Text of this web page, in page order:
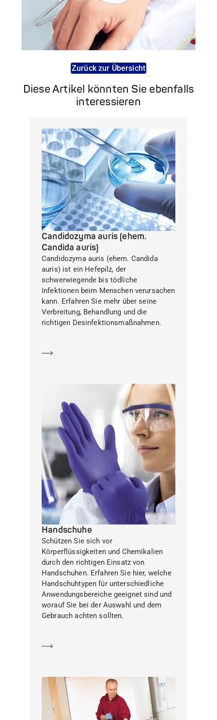
Zurück zur Übersicht
Diese Artikel könnten Sie ebenfalls
interessieren
Candidozyma auris (ehem.
Candida auris)
Candidozyma auris (ehem. Candida
auris) ist ein Hefepilz, der
schwerwiegende bis tödliche
Infektionen beim Menschen verursachen
kann. Erfahren Sie mehr über seine
Verbreitung, Behandlung und die
richtigen Desinfektionsmaßnahmen.
Handschuhe
Schützen Sie sich vor
Körperflüssigkeiten und Chemikalien
durch den richtigen Einsatz von
Handschuhen. Erfahren Sie hier, welche
Handschuhtypen für unterschiedliche
Anwendungsbereiche geeignet sind und
worauf Sie bei der Auswahl und dem
Gebrauch achten sollten.